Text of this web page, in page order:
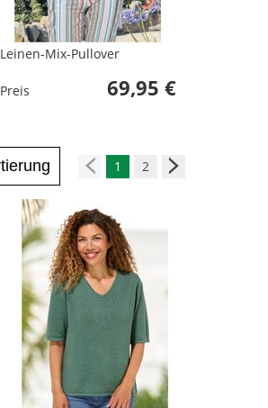
Leinen-Mix-Pullover
Preis 69,95 €
1 2